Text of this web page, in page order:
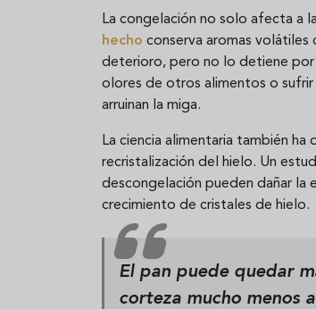
La congelación no solo afecta a
hecho conserva aromas
deterioro, pero no lo detiene por
olores de otros alimentos o sufrir
arruinan la miga.
La ciencia alimentaria también
recristalización del hielo. Un
descongelación pueden dañar la
crecimiento de cristales de hielo.
El pan puede quedar
corteza mucho menos